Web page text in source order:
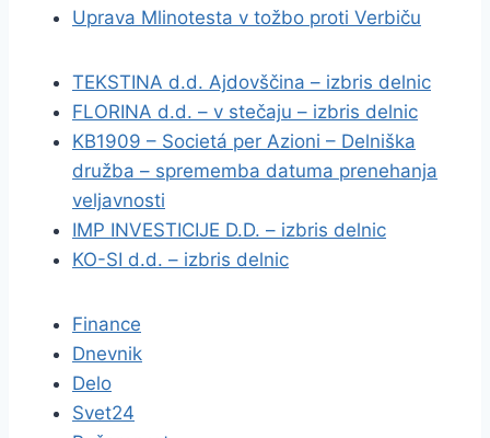
Uprava Mlinotesta v tožbo proti Verbiču
TEKSTINA d.d. Ajdovščina – izbris delnic
FLORINA d.d. – v stečaju – izbris delnic
KB1909 – Societá per Azioni – Delniška
družba – sprememba datuma prenehanja
veljavnosti
IMP INVESTICIJE D.D. – izbris delnic
KO-SI d.d. – izbris delnic
Finance
Dnevnik
Delo
Svet24